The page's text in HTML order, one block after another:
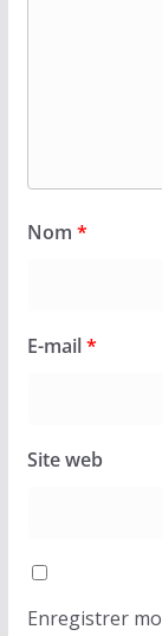
Nom *
E-mail*
Site web
Enregistrer